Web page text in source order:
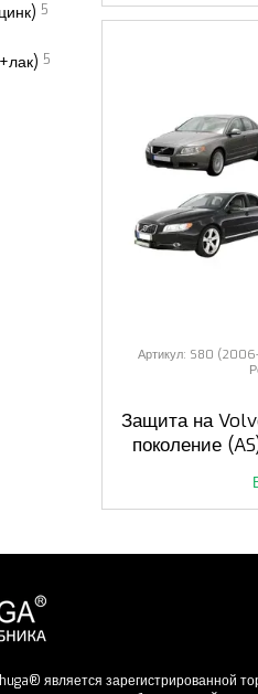
Артикул: S80 (2006-
Защита на
поколение
5
5
является зарегистрированной